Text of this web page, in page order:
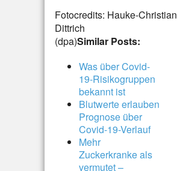
Fotocredits: Hauke-Christian
Dittrich
(dpa)Similar Posts:
Was über Covid-
19-Risikogruppen
bekannt ist
Blutwerte erlauben
Prognose über
Covid-19-Verlauf
Mehr
Zuckerkranke als
vermutet –